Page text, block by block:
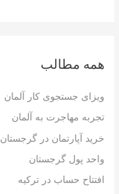
همه مطالب
ویزای جستجوی کار آلمان
تجربه مهاجرت به آلمان
خرید آپارتمان در گرجستان
واحد پول گرجستان
افتتاح حساب در ترکیه